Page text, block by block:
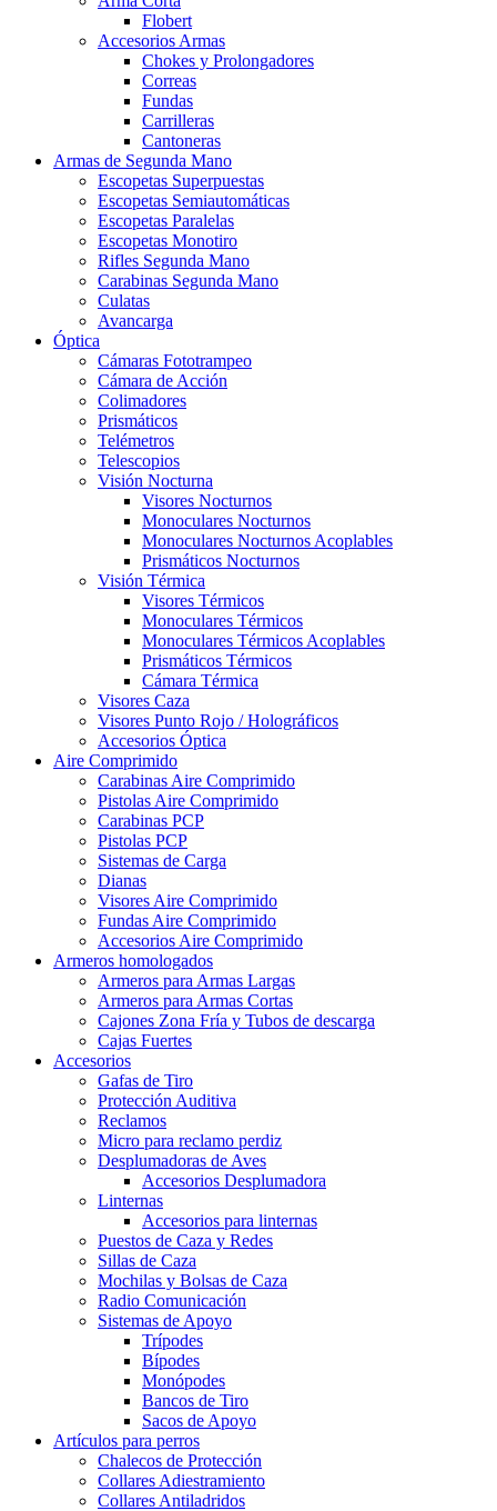
Flobert
Accesorios Armas
Chokes y Prolongadores
Correas
Fundas
Carrilleras
Cantoneras
Armas de Segunda Mano
Escopetas Superpuestas
Escopetas Semiautomáticas
Escopetas Paralelas
Escopetas Monotiro
Rifles Segunda Mano
Carabinas Segunda Mano
Culatas
Avancarga
Óptica
Cámaras Fototrampeo
Cámara de Acción
Colimadores
Prismáticos
Telémetros
Telescopios
Visión Nocturna
Visores Nocturnos
Monoculares Nocturnos
Monoculares Nocturnos Acoplables
Prismáticos Nocturnos
Visión Térmica
Visores Térmicos
Monoculares Térmicos
Monoculares Térmicos Acoplables
Prismáticos Térmicos
Cámara Térmica
Visores Caza
Visores Punto Rojo / Holográficos
Accesorios Óptica
Aire Comprimido
Carabinas Aire Comprimido
Pistolas Aire Comprimido
Carabinas PCP
Pistolas PCP
Sistemas de Carga
Dianas
Visores Aire Comprimido
Fundas Aire Comprimido
Accesorios Aire Comprimido
Armeros homologados
Armeros para Armas Largas
Armeros para Armas Cortas
Cajones Zona Fría y Tubos de descarga
Cajas Fuertes
Accesorios
Gafas de Tiro
Protección Auditiva
Reclamos
Micro para reclamo perdiz
Desplumadoras de Aves
Accesorios Desplumadora
Linternas
Accesorios para linternas
Puestos de Caza y Redes
Sillas de Caza
Mochilas y Bolsas de Caza
Radio Comunicación
Sistemas de Apoyo
Trípodes
Bípodes
Monópodes
Bancos de Tiro
Sacos de Apoyo
Artículos para perros
Chalecos de Protección
Collares Adiestramiento
Collares Antiladridos